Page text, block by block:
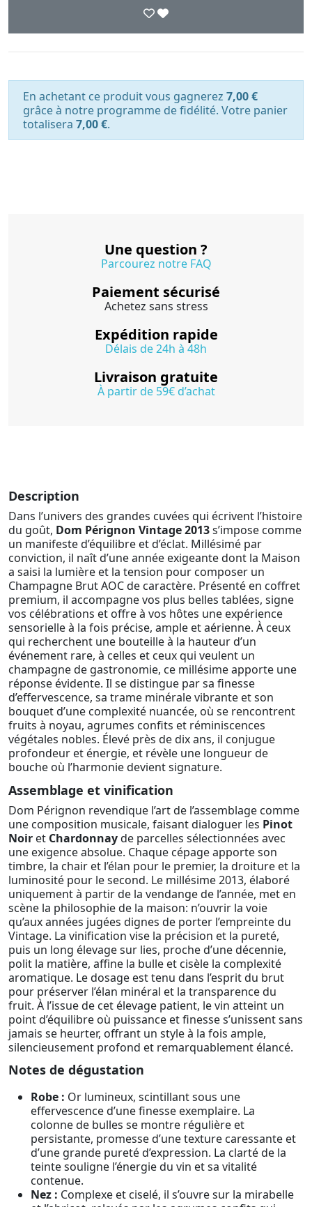
En achetant ce produit vous gagnerez 7,00 €
grâce à notre programme de fidélité. Votre panier
totalisera 7,00 €.
Une question ?
Parcourez notre FAQ
Paiement sécurisé
Achetez sans stress
Expédition rapide
Délais de 24h à 48h
Livraison gratuite
À partir de 59€ d’achat
Description
Dans l’univers des grandes cuvées qui écrivent l’histoire
du goût, Dom Pérignon Vintage 2013s’impose comme
un manifeste d’équilibre et d’éclat. Millésimé par
conviction, il naît d’une année exigeante dont la Maison
a saisi la lumière et la tension pour composer un
Champagne Brut AOC de caractère. Présenté en coffret
premium, il accompagne vos plus belles tablées, signe
vos célébrations et offre à vos hôtes une expérience
sensorielle à la fois précise, ample et aérienne. À ceux
qui recherchent une bouteille à la hauteur d’un
événement rare, à celles et ceux qui veulent un
champagne de gastronomie, ce millésime apporte une
réponse évidente. Il se distingue par sa finesse
d’effervescence, sa trame minérale vibrante et son
bouquet d’une complexité nuancée, où se rencontrent
fruits à noyau, agrumes confits et réminiscences
végétales nobles. Élevé près de dix ans, il conjugue
profondeur et énergie, et révèle une longueur de
bouche où l’harmonie devient signature.
Assemblage et vinification
Dom Pérignon revendique l’art de l’assemblage comme
une composition musicale, faisant dialoguer les Pinot
Noir et Chardonnayde parcelles sélectionnées avec
une exigence absolue. Chaque cépage apporte son
timbre, la chair et l’élan pour le premier, la droiture et la
luminosité pour le second. Le millésime 2013, élaboré
uniquement à partir de la vendange de l’année, met en
scène la philosophie de la maison: n’ouvrir la voie
qu’aux années jugées dignes de porter l’empreinte du
Vintage. La vinification vise la précision et la pureté,
puis un long élevage sur lies, proche d’une décennie,
polit la matière, affine la bulle et cisèle la complexité
aromatique. Le dosage est tenu dans l’esprit du brut
pour préserver l’élan minéral et la transparence du
fruit. À l’issue de cet élevage patient, le vin atteint un
point d’équilibre où puissance et finesse s’unissent sans
jamais se heurter, offrant un style à la fois ample,
silencieusement profond et remarquablement élancé.
Notes de dégustation
Robe : Or lumineux, scintillant sous une
effervescence d’une finesse exemplaire. La
colonne de bulles se montre régulière et
persistante, promesse d’une texture caressante et
d’une grande pureté d’expression. La clarté de la
teinte souligne l’énergie du vin et sa vitalité
contenue.
Nez : Complexe et ciselé, il s’ouvre sur la mirabelle